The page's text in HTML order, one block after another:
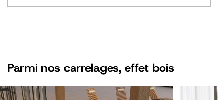
Parmi nos carrelages, effet bois